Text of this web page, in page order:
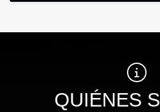
QUIÉNES